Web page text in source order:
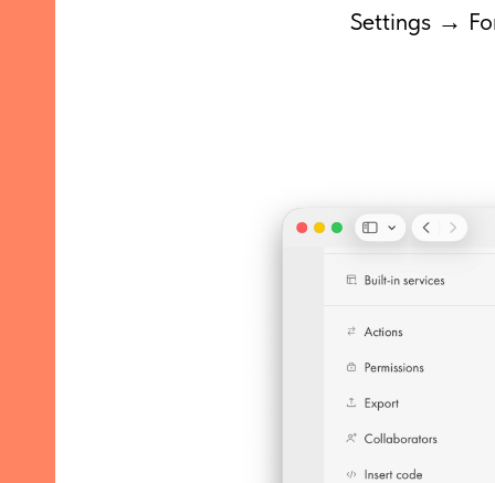
Settings →